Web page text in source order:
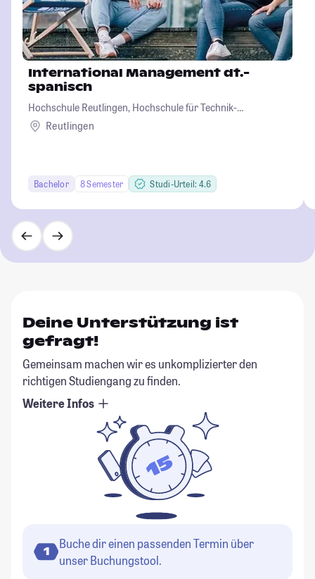
International Management dt.-
spanisch
Hochschule Reutlingen, Hochschule für Technik-
Wirtschaft-Informatik-Design
Reutlingen
Bachelor 8 Semester Studi-Urteil: 4.6
Deine Unterstützung ist
gefragt!
Gemeinsam machen wir es unkomplizierter den
richtigen Studiengang zu finden.
Weitere Infos
1
Buche dir einen passenden Termin über
unser Buchungstool.